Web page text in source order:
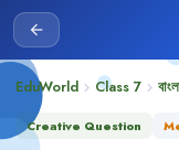
arrow_back
EduWorld chevron_right Class 7 chevron_right
Creative Question